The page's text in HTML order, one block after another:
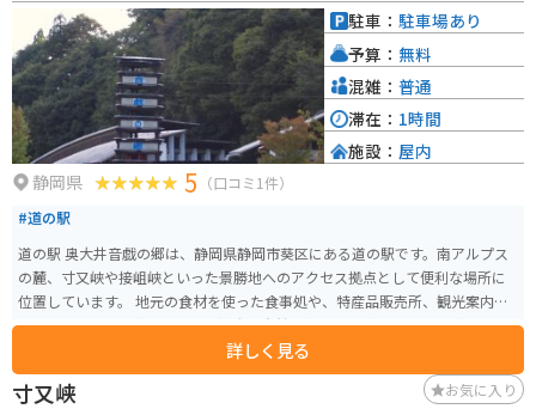
インディングロードが多いため、走行には注意が必要です。
静岡県 5 （口コミ1件）
#道の駅
道の駅 奥大井音戯の郷は、静岡県静岡市葵区にある道の駅です。南アルプス
の麓、寸又峡や接岨峡といった景勝地へのアクセス拠点として便利な場所に
位置しています。 地元の食材を使った食事処や、特産品販売所、観光案内所
を備えています。南アルプスの雄大な自然を望むことができ、ライダーにとっ
てはツーリングの休憩スポットとしても最適です。 周辺には、エメラルドグ
リーンの湖面が美しい寸又峡や、温泉地としても知られる接岨峡など、観光
スポットも豊富です。自然豊かな奥大井エリアを満喫できる道の駅です。
詳しく見る
駐車： 駐車場あり
予算： 無料
混雑： 普通
滞在： 1時間
施設： 屋内
寸又峡 お気に入り